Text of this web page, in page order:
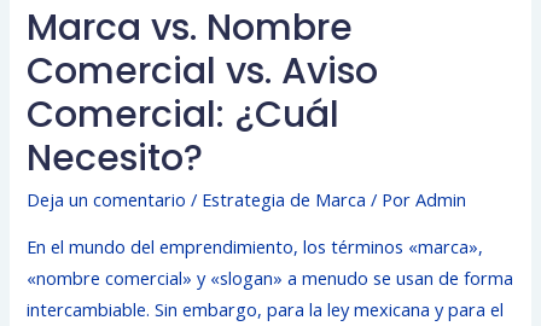
Marca vs. Nombre
Comercial vs. Aviso
Comercial: ¿Cuál
Necesito?
Deja un comentario / Estrategia de Marca / PorAdmin
En el mundo del emprendimiento, los términos «marca»,
«nombre comercial» y «slogan» a menudo se usan de forma
intercambiable. Sin embargo, para la ley mexicana y para el